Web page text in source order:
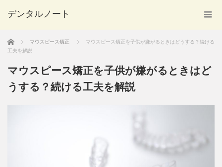
デンタルノート
ホーム マウスピース矯正
マウスピース矯正を子供が嫌がるときはどうする？続ける
工夫を解説
マウスピース矯正を子供が嫌がるときはど
うする？続ける工夫を解説